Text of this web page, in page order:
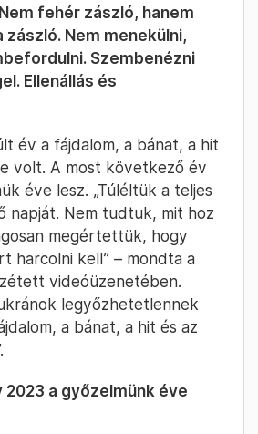
fehér zászló, hanem
zászló. Nem menekülni,
Szembenézni
Ellenállás és
év a fájdalom, a bánat, a hit
volt. A most következő év
éve lesz. „Túléltük a teljes
napját. Nem tudtuk, mit hoz
megértettük, hogy
harcolni kell” – mondta a
videóüzenetében.
legyőzhetetlennek
a bánat, a hit és az
2023 a győzelmünk éve